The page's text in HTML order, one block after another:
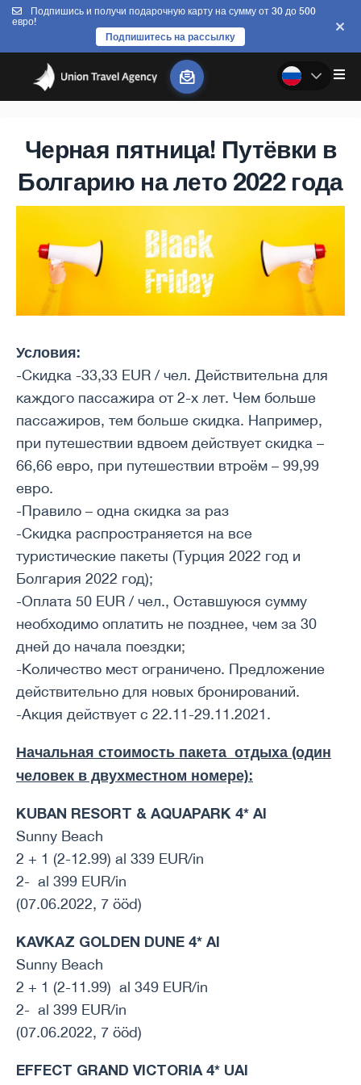
Подпишись и получи подарочную карту на сумму от 30 до 500
евро!
Подпишитесь на рассылку
Черная пятница! Путёвки в
Болгарию на лето 2022 года
Условия:
-Скидка -33,33 EUR / чел. Действительна для
каждого пассажира от 2-х лет. Чем больше
пассажиров, тем больше скидка. Например,
при путешествии вдвоем действует скидка –
66,66 евро, при путешествии втроём – 99,99
евро.
-Правило – одна скидка за раз
-Скидка распространяется на все
туристические пакеты (Турция 2022 год и
Болгария 2022 год);
-Оплата 50 EUR / чел., Оставшуюся сумму
необходимо оплатить не позднее, чем за 30
дней до начала поездки;
-Количество мест ограничено. Предложение
действительно для новых бронирований.
-Акция действует с 22.11-29.11.2021.
Начальная стоимость пакета отдыха (один
человек в двухместном номере):
KUBAN RESORT & AQUAPARK 4* AI
Sunny Beach
2 + 1 (2-12.99) al 339 EUR/in
2- al 399 EUR/in
(07.06.2022, 7 ööd)
KAVKAZ GOLDEN DUNE 4* AI
Sunny Beach
2 + 1 (2-11.99) al 349 EUR/in
2- al 399 EUR/in
(07.06.2022, 7 ööd)
EFFECT GRAND VICTORIA 4* UAI